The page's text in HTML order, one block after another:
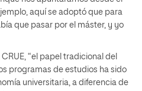
aquí se adoptó que para
que pasar por el máster, y yo
“el papel tradicional del
programas de estudios ha sido
universitaria, a diferencia de